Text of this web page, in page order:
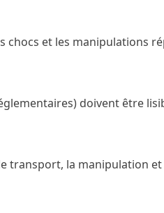
et les manipulations
doivent être
la manipulation